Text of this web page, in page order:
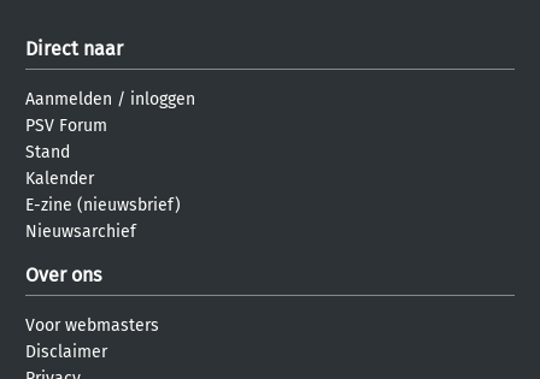
Direct naar
Aanmelden / inloggen
PSV Forum
Stand
Kalender
E-zine (nieuwsbrief)
Nieuwsarchief
Over ons
Voor webmasters
Disclaimer